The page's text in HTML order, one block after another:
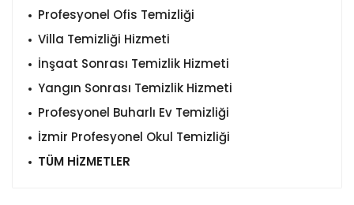
Profesyonel Ofis Temizliği
Villa Temizliği Hizmeti
İnşaat Sonrası Temizlik Hizmeti
Yangın Sonrası Temizlik Hizmeti
Profesyonel Buharlı Ev Temizliği
İzmir Profesyonel Okul Temizliği
TÜM HİZMETLER